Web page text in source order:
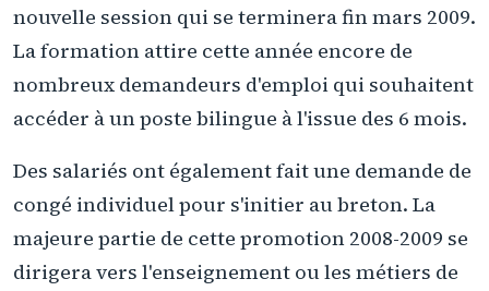
nouvelle session qui se terminera fin mars 2009.
La formation attire cette année encore de
nombreux demandeurs d'emploi qui souhaitent
accéder à un poste bilingue à l'issue des 6 mois.
Des salariés ont également fait une demande de
congé individuel pour s'initier au breton. La
majeure partie de cette promotion 2008-2009 se
dirigera vers l'enseignement ou les métiers de